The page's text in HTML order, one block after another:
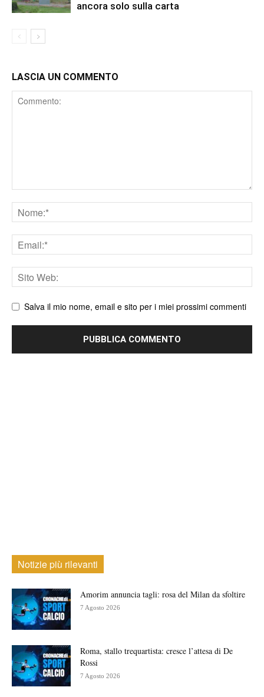
ancora solo sulla carta
LASCIA UN COMMENTO
Comment
Nome
Email
Sito
web
Salva il mio nome, email e sito per i miei prossimi commenti
Notizie più rilevanti
Amorim annuncia tagli: rosa del Milan da sfoltire
7 Agosto 2026
Roma, stallo trequartista: cresce l’attesa di De
Rossi
7 Agosto 2026